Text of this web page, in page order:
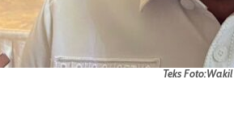
Teks